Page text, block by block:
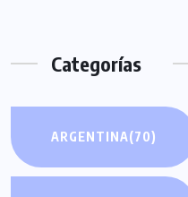
Categorías
ARGENTINA(70)